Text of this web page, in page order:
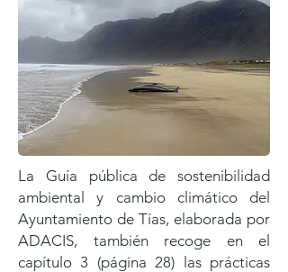
La Guía pública de sostenibilidad
ambiental y cambio climático del
Ayuntamiento de Tías, elaborada por
ADACIS, también recoge en el
capítulo 3 (página 28) las prácticas